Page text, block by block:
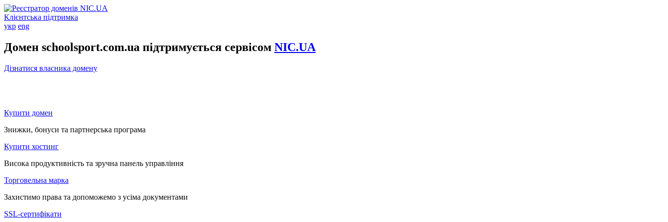
Клієнтська підтримка
укр eng
Домен schoolsport.com.ua підтримується сервісом NIC.UA
Дізнатися власника домену
Купити домен
Знижки, бонуси та партнерська програма
Купити хостинг
Висока продуктивність та зручна панель управління
Торговельна марка
Захистимо права та допоможемо з усіма документами
SSL-сертифікати